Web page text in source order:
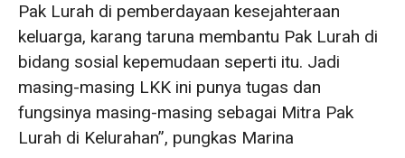
Pak Lurah di pemberdayaan kesejahteraan
keluarga, karang taruna membantu Pak Lurah di
bidang sosial kepemudaan seperti itu. Jadi
masing-masing LKK ini punya tugas dan
fungsinya masing-masing sebagai Mitra Pak
Lurah di Kelurahan”, pungkas Marina